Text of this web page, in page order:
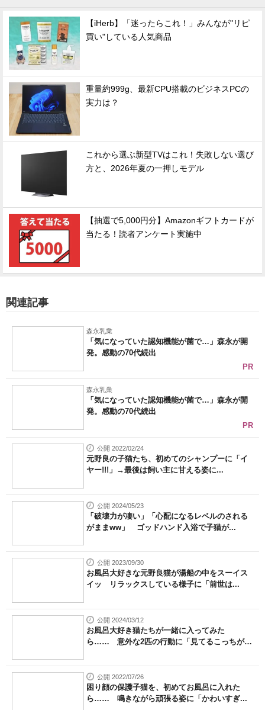
【iHerb】「迷ったらこれ！」みんなが"リピ
買い"している人気商品
重量約999g、最新CPU搭載のビジネスPCの
実力は？
これから選ぶ新型TVはこれ！失敗しない選び
方と、2026年夏の一押しモデル
【抽選で5,000円分】Amazonギフトカードが
当たる！読者アンケート実施中
関連記事
森永乳業
「気になっていた認知機能が菌で…」森永が開
発。感動の70代続出
PR
森永乳業
「気になっていた認知機能が菌で…」森永が開
発。感動の70代続出
PR
公開 2022/02/24
元野良の子猫たち、初めてのシャンプーに「イ
ヤー!!!」→最後は飼い主に甘える姿に...
公開 2024/05/23
「破壊力が凄い」「心配になるレベルのされる
がままww」 ゴッドハンド入浴で子猫が...
公開 2023/09/30
お風呂大好きな元野良猫が湯船の中をスーイス
イッ リラックスしている様子に「前世は...
公開 2024/03/12
お風呂大好き猫たちが一緒に入ってみた
ら…… 意外な2匹の行動に「見てるこっちが
公開 2022/07/26
困り顔の保護子猫を、初めてお風呂に入れた
ら…… 鳴きながら頑張る姿に「かわいすぎ...